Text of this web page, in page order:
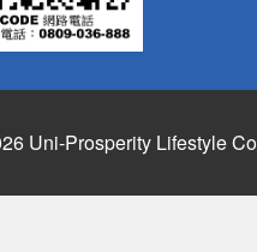
Uni-Prosperity Lifestyle